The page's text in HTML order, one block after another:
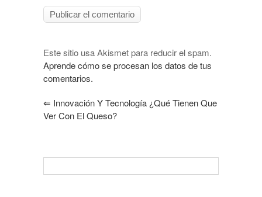
Este sitio usa Akismet para reducir el spam.
Aprende cómo se procesan los datos de tus
comentarios.
⇐ Innovación Y Tecnología ¿qué Tienen Que
Ver Con El Queso?